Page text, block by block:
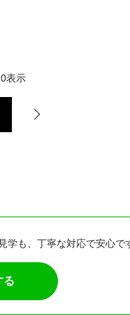
表示
学も、丁寧な対応で安心で
る